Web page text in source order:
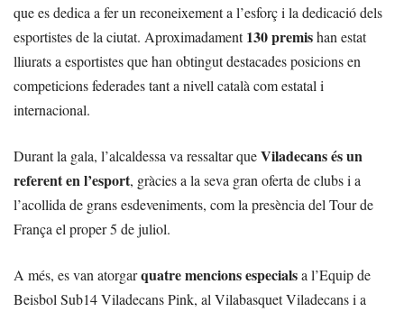
que es dedica a fer un reconeixement a l’esforç i la dedicació dels
esportistes de la ciutat. Aproximadament130 premishan estat
lliurats a esportistes que han obtingut destacades posicions en
competicions federades tant a nivell català com estatal i
internacional.
Durant la gala, l’alcaldessa va ressaltar queViladecans és un
referent en l’esport, gràcies a la seva gran oferta de clubs i a
l’acollida de grans esdeveniments, com la presència del Tour de
França el proper 5 de juliol.
A més, es van atorgarquatre mencions especialsa l’Equip de
Beisbol Sub14 Viladecans Pink, al Vilabasquet Viladecans i a